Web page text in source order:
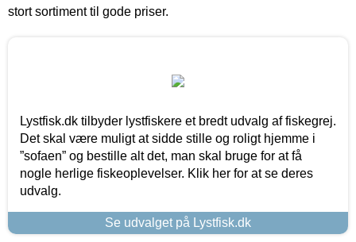
stort sortiment til gode priser.
Lystfisk.dk tilbyder lystfiskere et bredt udvalg af fiskegrej.
Det skal være muligt at sidde stille og roligt hjemme i
”sofaen” og bestille alt det, man skal bruge for at få
nogle herlige fiskeoplevelser. Klik her for at se deres
udvalg.
Se udvalget på Lystfisk.dk